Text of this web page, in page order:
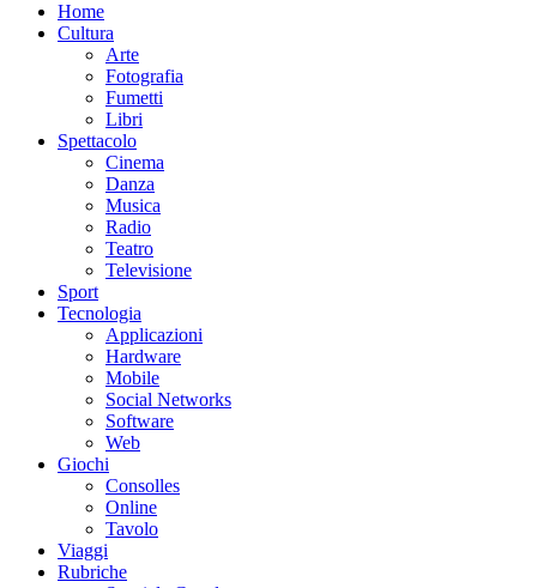
Home
Cultura
Arte
Fotografia
Fumetti
Libri
Spettacolo
Cinema
Danza
Musica
Radio
Teatro
Televisione
Sport
Tecnologia
Applicazioni
Hardware
Mobile
Social Networks
Software
Web
Giochi
Consolles
Online
Tavolo
Viaggi
Rubriche